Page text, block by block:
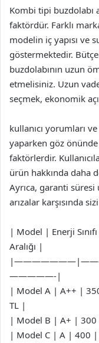
Kombi tipi buzdolabı
faktördür. Farklı
modelin iç yapısı ve
göstermektedir.
buzdolabının uzun
etmelisiniz. Uzun
seçmek, ekonomik
kullanıcı yorumları
yaparken göz
faktörlerdir.
ürün hakkında daha
Ayrıca, garanti
arızalar karşısında
| Model | Enerji
Aralığı |
—————-|
| Model A | A++ |
TL |
| Model B | A+ | 300
| Model C | A | 400 |